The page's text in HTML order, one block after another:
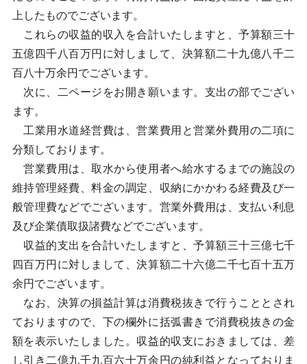
上したものでございます。
これらの収益的収入を合計いたしますと、予算額三十
五億四千八百万円に対しまして、決算額二十九億八千二
百八十万余円でございます。
次に、二ページをお開き願います。支出の部でござい
ます。
工業用水道経営費は、営業費用と営業外費用の二項に
分類しております。
営業費用は、取水から使用者へ給水するまでの施設の
維持管理経費、料金の調定、収納にかかわる経費及び一
般管理費などでございます。営業外費用は、支払い利息
及び企業債取扱諸費などでございます。
収益的支出を合計いたしますと、予算額三十三億七千
四百万円に対しまして、決算額二十六億二千七百十五万
余円でございます。
なお、決算の損益計算は消費税抜きで行うこととされ
ておりますので、下の欄外に括弧書きで消費税抜きの金
額を表示いたしました。収益的収支におきましては、差
し引き二億九千九百六十万余円の純利益となっておりま